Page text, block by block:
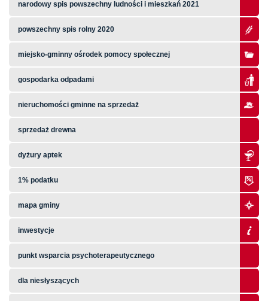
narodowy spis powszechny ludności i mieszkań 2021
powszechny spis rolny 2020
miejsko-gminny ośrodek pomocy społecznej
gospodarka odpadami
nieruchomości gminne na sprzedaż
sprzedaż drewna
dyżury aptek
1% podatku
mapa gminy
inwestycje
punkt wsparcia psychoterapeutycznego
dla niesłyszących